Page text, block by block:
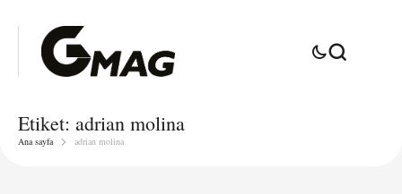
Etiket: adrian molina
Ana sayfa adrian molina